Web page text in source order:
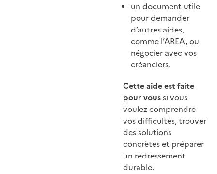
un document utile
pour demander
d’autres aides,
comme l’AREA, ou
négocier avec vos
créanciers.
Cette aide est faite
pour voussi vous
voulez comprendre
vos difficultés, trouver
des solutions
concrètes et préparer
un redressement
durable.